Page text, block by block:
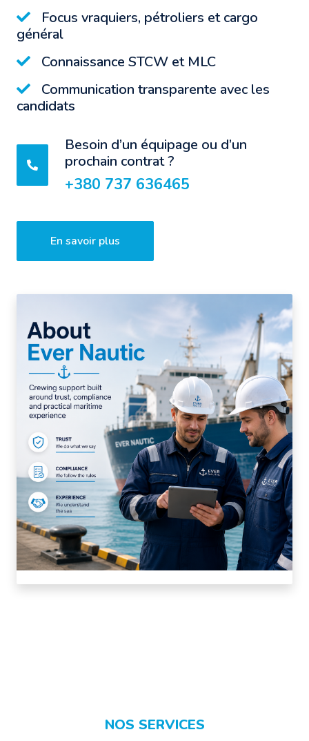
Focus vraquiers, pétroliers et cargo
général
Connaissance STCW et MLC
Communication transparente avec les
candidats
Besoin d’un équipage ou d’un
prochain contrat ?
+380 737 636465
En savoir plus
NOS SERVICES